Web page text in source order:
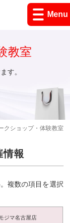
Menu
クショップ・体験教室
教室
す。
情報
複数の項目を選択
ジマ名古屋店